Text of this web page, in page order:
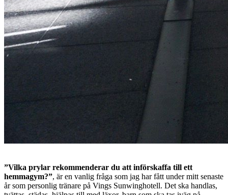
”Vilka prylar rekommenderar du att införskaffa till ett
hemmagym?”, är en vanlig fråga som jag har fått under mitt senaste
år som personlig tränare på Vings Sunwinghotell. Det ska handlas,